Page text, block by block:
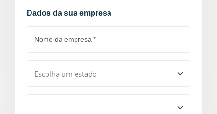
Dados da sua empresa